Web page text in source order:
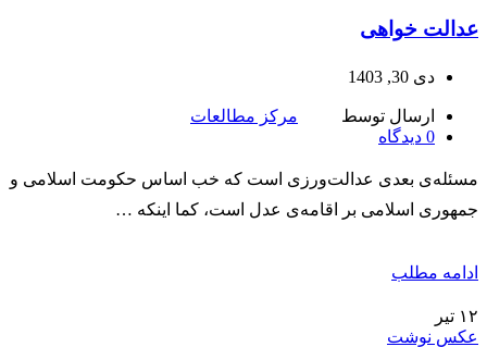
عدالت خواهی
دی 30, 1403
ارسال توسط
مرکز مطالعات
0 دیدگاه
مسئله‌ی بعدی عدالت‌ورزی است که خب اساس حکومت اسلامی و
جمهوری اسلامی بر اقامه‌ی عدل است، کما اینکه …
ادامه مطلب
۱۲ تیر
عکس نوشت